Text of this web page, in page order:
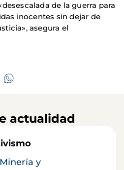
de la guerra para
inocentes sin dejar de
asegura el
actualidad
y